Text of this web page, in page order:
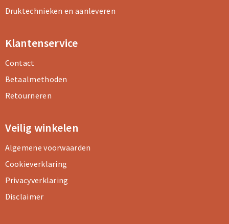
Druktechnieken en aanleveren
Klantenservice
Contact
Betaalmethoden
Retourneren
Veilig winkelen
Algemene voorwaarden
Cookieverklaring
Privacyverklaring
Disclaimer